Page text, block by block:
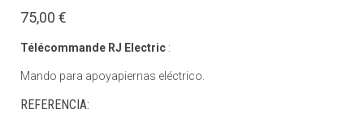
75,00 €
Télécommande RJ Electric :
Mando para apoyapiernas eléctrico.
REFERENCIA: